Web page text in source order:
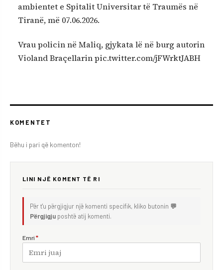
ambientet e Spitalit Universitar të Traumës në
Tiranë, më 07.06.2026.
Vrau policin në Maliq, gjykata lë në burg autorin
Violand Braçellarin pic.twitter.com/jFWrktJABH
KOMENTET
Bëhu i pari që komenton!
LINI NJË KOMENT TË RI
Për t'u përgjigjur një komenti specifik, kliko butonin 💬
Përgjigju poshtë atij komenti.
Emri *